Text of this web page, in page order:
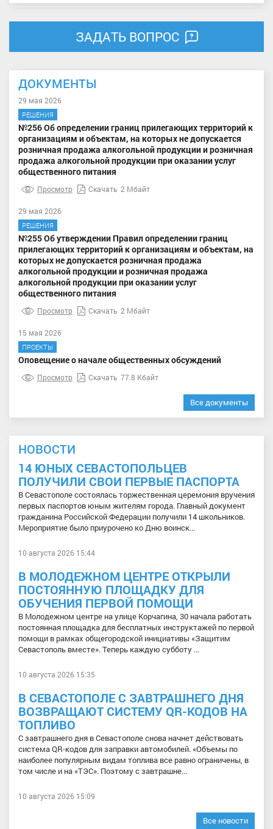
ЗАДАТЬ ВОПРОС
ДОКУМЕНТЫ
29 мая 2026
РЕШЕНИЯ
№256 Об определении границ прилегающих территорий к
организациям и объектам, на которых не допускается
розничная продажа алкогольной продукции и розничная
продажа алкогольной продукции при оказании услуг
общественного питания
Просмотр Скачать 2 Мбайт
29 мая 2026
РЕШЕНИЯ
№255 Об утверждении Правил определении границ
прилегающих территорий к организациям и объектам, на
которых не допускается розничная продажа
алкогольной продукции и розничная продажа
алкогольной продукции при оказании услуг
общественного питания
Просмотр Скачать 2 Мбайт
15 мая 2026
ПРОЕКТЫ
Оповещение о начале общественных обсуждений
Просмотр Скачать 77.8 Кбайт
Все документы
НОВОСТИ
14 ЮНЫХ СЕВАСТОПОЛЬЦЕВ
ПОЛУЧИЛИ СВОИ ПЕРВЫЕ ПАСПОРТА
В Севастополе состоялась торжественная церемония вручения
первых паспортов юным жителям города. Главный документ
гражданина Российской Федерации получили 14 школьников.
Мероприятие было приурочено ко Дню воинск...
10 августа 2026 15:44
В МОЛОДЕЖНОМ ЦЕНТРЕ ОТКРЫЛИ
ПОСТОЯННУЮ ПЛОЩАДКУ ДЛЯ
ОБУЧЕНИЯ ПЕРВОЙ ПОМОЩИ
В Молодежном центре на улице Корчагина, 30 начала работать
постоянная площадка для бесплатных инструктажей по первой
помощи в рамках общегородской инициативы «Защитим
Севастополь вместе». Теперь каждую субботу ...
10 августа 2026 15:35
В СЕВАСТОПОЛЕ С ЗАВТРАШНЕГО ДНЯ
ВОЗВРАЩАЮТ СИСТЕМУ QR-КОДОВ НА
ТОПЛИВО
С завтрашнего дня в Севастополе снова начнет действовать
система QR-кодов для заправки автомобилей. «Объемы по
наиболее популярным видам топлива все равно ограничены, в
том числе и на «ТЭС». Поэтому с завтрашне...
10 августа 2026 15:09
Все новости